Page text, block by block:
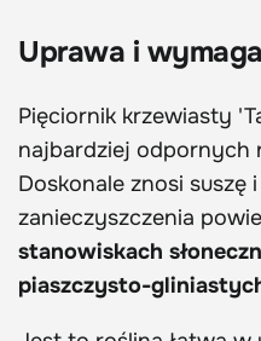
Uprawa i
Pięciornik krzewiasty
najbardziej odpornych
Doskonale znosi suszę
zanieczyszczenia
stanowiskach
piaszczysto-